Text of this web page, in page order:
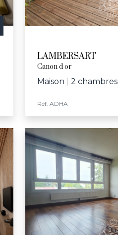
LAMBERSART
Canon d or
Maison 2 chambres
Réf. ADHA